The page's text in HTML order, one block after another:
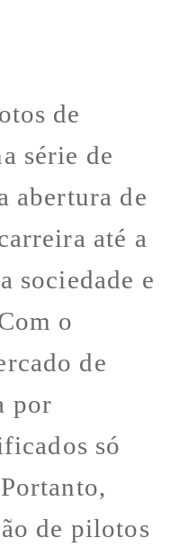
de
série de
abertura de
até a
sociedade e
o
de
por
só
de pilotos